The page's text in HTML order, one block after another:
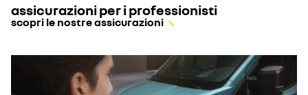
assicurazioni per i professionisti
scopri le nostre assicurazioni